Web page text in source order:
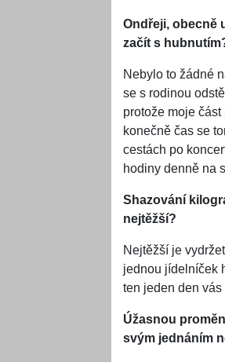
Ondřeji, obecně
začít s
Nebylo to žádné
se s rodinou
protože moje
konečně čas se
cestách po
hodiny denně na
Shazování
nejtěžší?
Nejtěžší je
jednou jídelníček
ten jeden den vás
Úžasnou
svým jednáním